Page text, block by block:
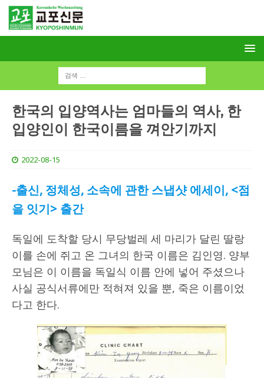
한국의 입양역사는 엄마들의 역사, 한
입양인이 한국이름을 껴안기까지
2022-08-15
-출신, 정체성, 소속에 관한 스냅샷 에세이, <점
을 잇기> 출간
독일에 도착할 당시 무당벌레 세 마리가 달린 딸랑
이를 손에 쥐고 온 그녀의 한국 이름은 김인영. 양부
모님은 이 이름을 독일식 이름 안에 넣어 주셨으나
사실 공식서류에만 적혀져 있을 뿐, 죽은 이름이었
다고 한다.